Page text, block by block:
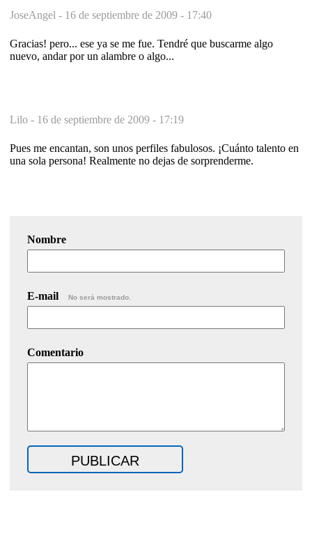
JoseAngel - 16 de septiembre de 2009 - 17:40
Gracias! pero... ese ya se me fue. Tendré que buscarme algo
nuevo, andar por un alambre o algo...
Lilo - 16 de septiembre de 2009 - 17:19
Pues me encantan, son unos perfiles fabulosos. ¡Cuánto talento en
una sola persona! Realmente no dejas de sorprenderme.
Nombre
E-mail No será mostrado.
Comentario